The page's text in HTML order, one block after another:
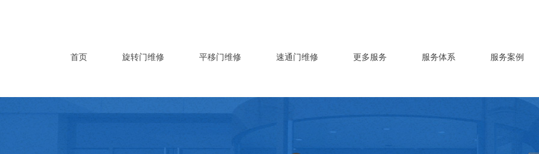
首页 旋转门维修 平移门维修 速通门维修 更多服务 服务体系 服务案例